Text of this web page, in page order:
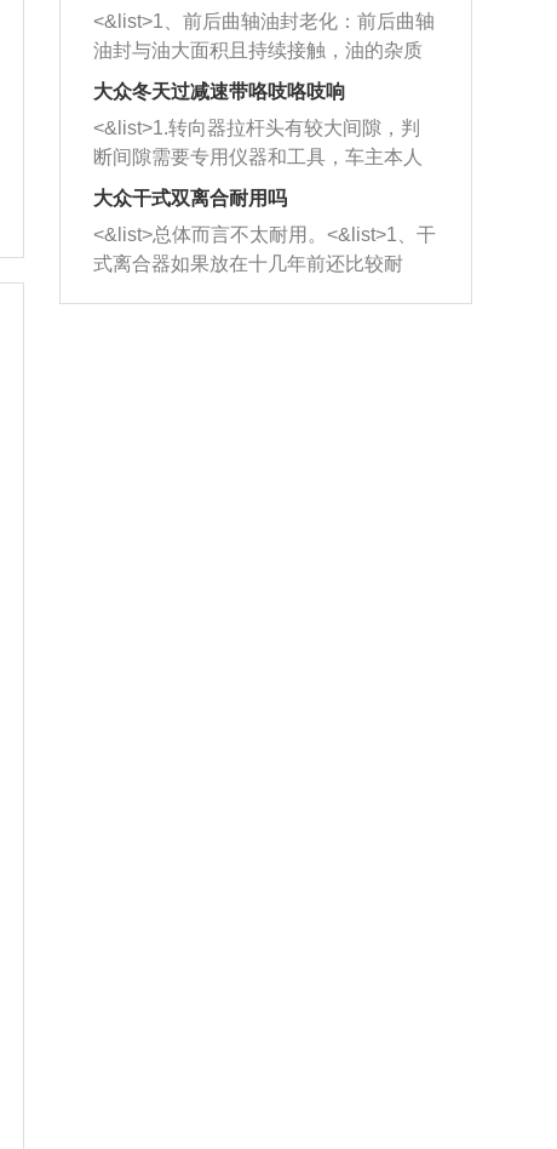
西取出来。但如果是因为积碳过多引起
的堵塞，就需要将三元催化器泡在草酸
洗剂对堵塞的情况得到解决，将清洗剂
放在燃油箱中，与燃油混合后，车辆启
动时，就可以和汽油一起进入到燃烧
室，最后形成废气排出，就可以让三元
催化器得到清洗，排气管堵塞的情况就
能够得到解决。
一圈半的练习，往右同样也要打相同的
圈数。 <&list>3、最后强调要反复练
习，这样就可以形成肌肉记忆，在真实
驾驶车辆时，不需要记忆也能打好方
向。
<&list>1、前后曲轴油封老化：前后曲轴
油封与油大面积且持续接触，油的杂质
和发动机内持续温度变化使其密封效果
逐渐减弱，导致渗油或漏油。<&list>2、
活塞间隙过大：积碳会使活塞环与缸体
的间隙扩大，导致机油流入燃烧室中，
造成烧机油。<&list>3、机油粘度。使用
机油粘度过小的话，同样会有烧机油现
象，机油粘度过小具有很好的流动性，
大众冬天过减速带咯吱咯吱响
<&list>1.转向器拉杆头有较大间隙，判
断间隙需要专用仪器和工具，车主本人
无法制作，需要将车辆送到修理厂或4s
店；<&list>2.车辆半轴套管防尘罩破
裂，破裂后会出现漏油现象，使半轴磨
损严重，磨损的半轴容易损坏，产生异
响；<&list>3.稳定器的转向胶套和球头
大众干式双离合耐用吗
<&list>总体而言不太耐用。<&list>1、干
式离合器如果放在十几年前还比较耐